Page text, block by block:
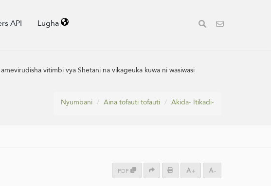
API Lugha
vitimbi vya Shetani na vikageuka kuwa ni wasiwasi
Nyumbani Aina tofauti tofauti Akida- Itikadi-
PDF + -